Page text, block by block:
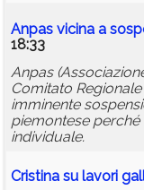
Anpas vicina a
18:33
Anpas
Comitato
imminente
piemontese
individuale.
Cristina su lavori